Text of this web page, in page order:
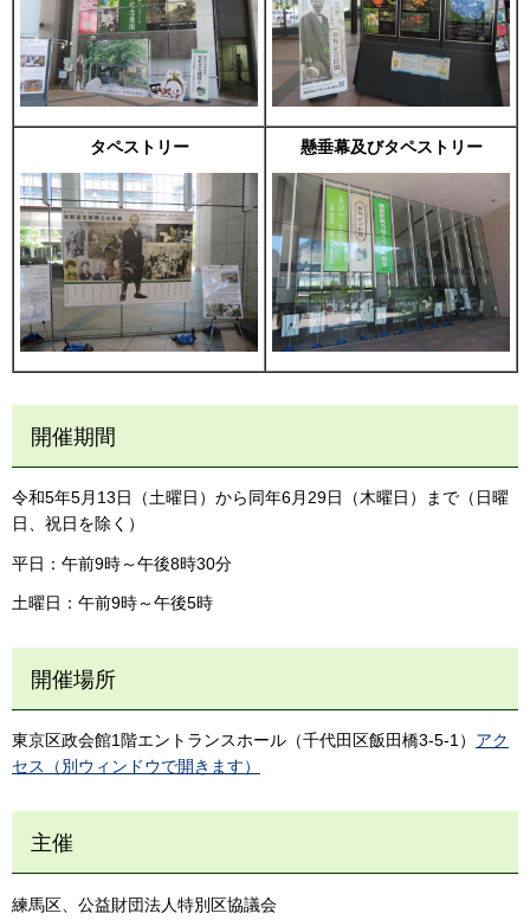
タペストリー 懸垂幕及びタペストリー
開催期間
令和5年5月13日（土曜日）から同年6月29日（木曜日）まで（日曜
日、祝日を除く）
平日：午前9時～午後8時30分
土曜日：午前9時～午後5時
開催場所
東京区政会館1階エントランスホール（千代田区飯田橋3-5-1） アク
セス（別ウィンドウで開きます）
主催
練馬区、公益財団法人特別区協議会